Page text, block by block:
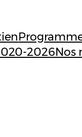
2026Nos